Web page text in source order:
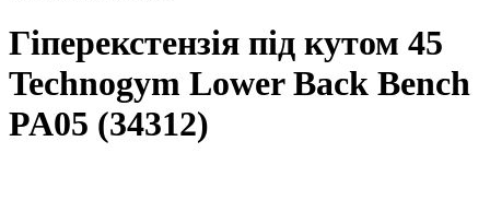
Гіперекстензія під кутом 45
Technogym Lower Back Bench
PA05 (34312)